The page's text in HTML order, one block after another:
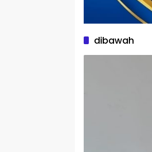
dibawah